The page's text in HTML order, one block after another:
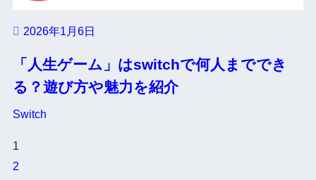
2026年1月6日
「人生ゲーム」はswitchで何人まででき
る？遊び方や魅力を紹介
Switch
1
2